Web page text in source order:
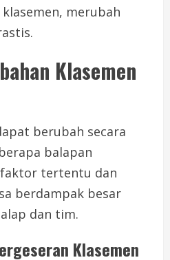
merubah
Klasemen
berubah secara
balapan
tertentu dan
berdampak besar
dan tim.
Klasemen